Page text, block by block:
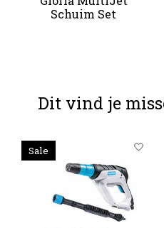
Schuim Set
Dit vind je
Items van productcarrousel
Sale